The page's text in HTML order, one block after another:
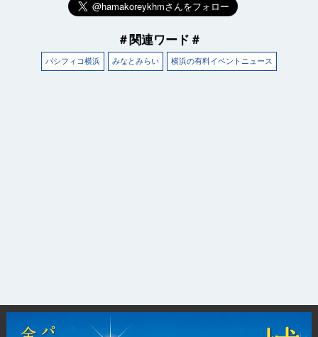
＃関連ワード＃
パシフィコ横浜 みなとみらい 横浜の有料イベントニュース